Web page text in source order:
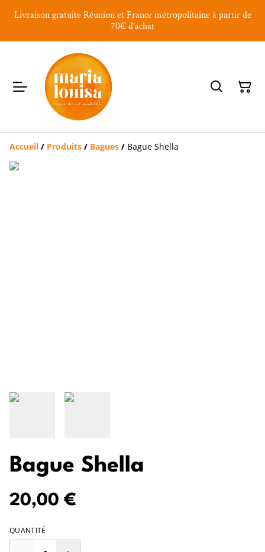
Livraison gratuite Réunion et France métropolitaine à partir de
70€ d'achat
Accueil / Produits / Bagues / Bague Shella
Bague Shella
20,00 €
QUANTITÉ